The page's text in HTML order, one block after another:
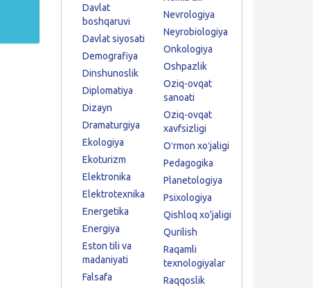
Davlat
boshqaruvi
Davlat siyosati
Demografiya
Dinshunoslik
Diplomatiya
Dizayn
Dramaturgiya
Ekologiya
Ekoturizm
Elektronika
Elektrotexnika
Energetika
Energiya
Eston tili va
madaniyati
Falsafa
Nevrologiya
Neyrobiologiya
Onkologiya
Oshpazlik
Oziq-ovqat
sanoati
Oziq-ovqat
xavfsizligi
Oʻrmon xoʻjaligi
Pedagogika
Planetologiya
Psixologiya
Qishloq xo'jaligi
Qurilish
Raqamli
texnologiyalar
Raqqoslik